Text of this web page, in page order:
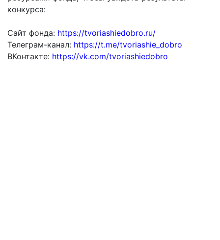
конкурса:
Сайт фонда: https://tvoriashiedobro.ru/
Телеграм-канал: https://t.me/tvoriashie_dobro
ВКонтакте: https://vk.com/tvoriashiedobro